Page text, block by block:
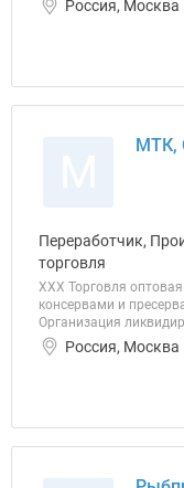
Россия,
МТК,
Переработчик,
торговля
ХХХ Торговля
консервами и
Организация
Россия,